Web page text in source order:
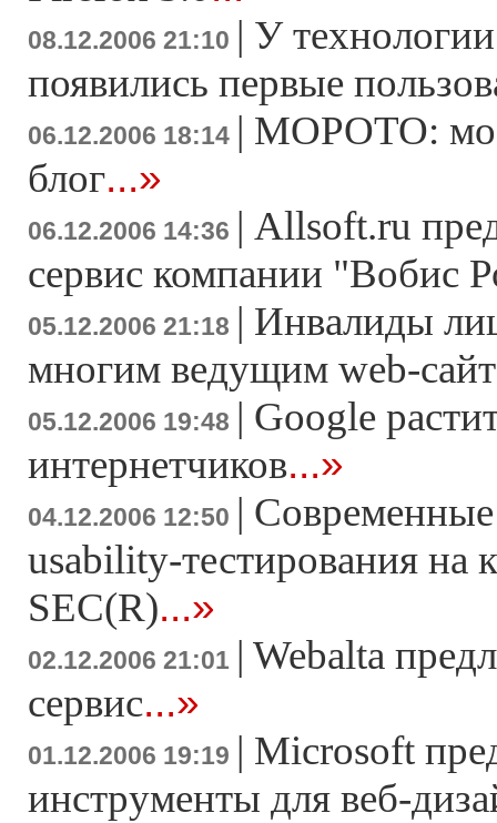
08.12.2006 21:10 | У
появились первые
06.12.2006 18:14 | MOPOTO:
блог...»
06.12.2006 14:36 | Allsoft.ru
сервис компании "Вобис
05.12.2006 21:18 | Инвалиды
многим ведущим web-
05.12.2006 19:48 | Google
интернетчиков...»
04.12.2006 12:50 |
usability-тестирования на
SEC(R)...»
02.12.2006 21:01 | Webalta
сервис...»
01.12.2006 19:19 | Microsoft
инструменты для веб-